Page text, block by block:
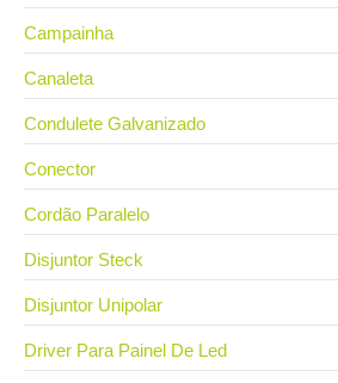
Campainha
Canaleta
Condulete Galvanizado
Conector
Cordão Paralelo
Disjuntor Steck
Disjuntor Unipolar
Driver Para Painel De Led